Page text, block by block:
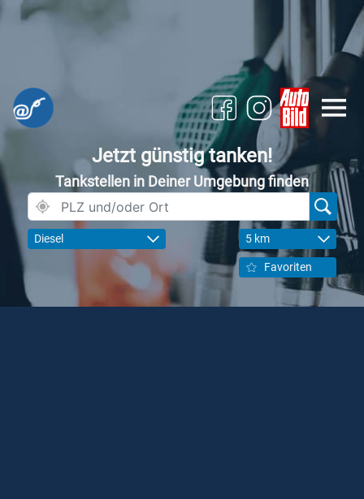
Jetzt günstig tanken!
Tankstellen in Deiner Umgebung finden
Diesel 5 km
Favoriten